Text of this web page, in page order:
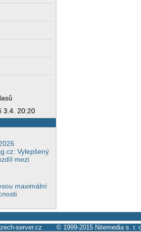
3.4. 20:20
Vylepšený
mezi
maximální
server.cz © 1999-2015 Nitemedia s. r.